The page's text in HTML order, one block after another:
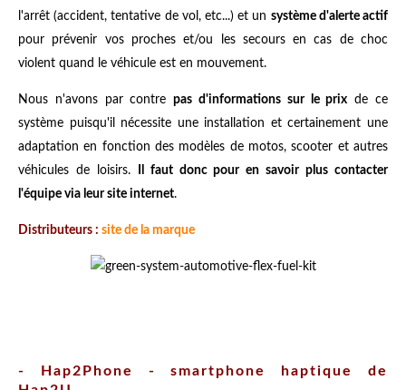
l'arrêt (accident, tentative de vol, etc...) et un système d'alerte actif
pour prévenir vos proches et/ou les secours en cas de choc
violent quand le véhicule est en mouvement.
Nous n'avons par contrepas d'informations sur le prix de ce
système puisqu'il nécessite une installation et certainement une
adaptation en fonction des modèles de motos, scooter et autres
véhicules de loisirs.
Il faut donc pour en savoir plus contacter
l'équipe via leur site internet.
Distributeurs : site de la marque
- Hap2Phone - smartphone haptique de